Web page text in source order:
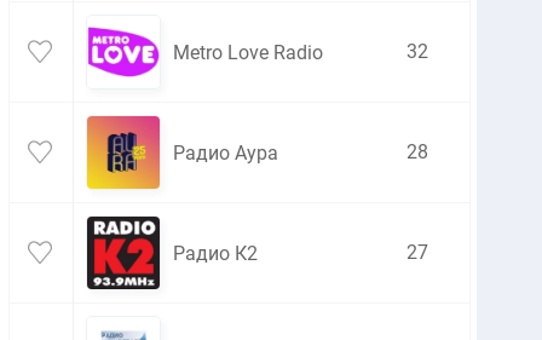
Metro Love Radio 32
Радио Аура 28
Радио К2 27